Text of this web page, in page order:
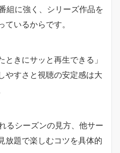
組に強く、シリーズ作品を
ているからです。
きにサッと再生できる」
やすさと視聴の安定感は大
るシーズンの見方、他サー
放題で楽しむコツを具体的